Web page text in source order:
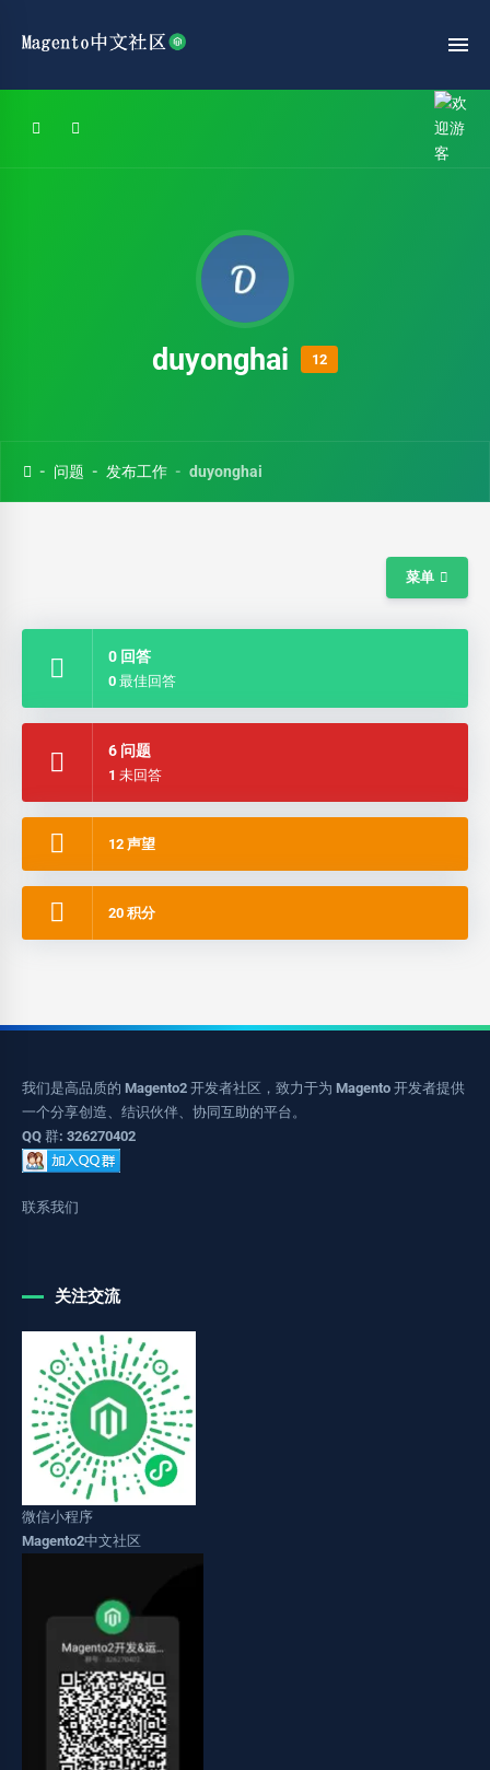
duyonghai 12
问题 发布工作 duyonghai
菜单
0 回答
0 最佳回答
6 问题
1 未回答
12 声望
20 积分
我们是高品质的 Magento2 开发者社区，致力于为 Magento 开发者提供
一个分享创造、结识伙伴、协同互助的平台。
QQ 群: 326270402
联系我们
关注交流
微信小程序
Magento2中文社区